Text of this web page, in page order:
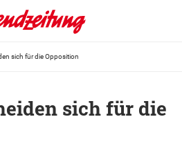
sich für die Opposition
sich für die